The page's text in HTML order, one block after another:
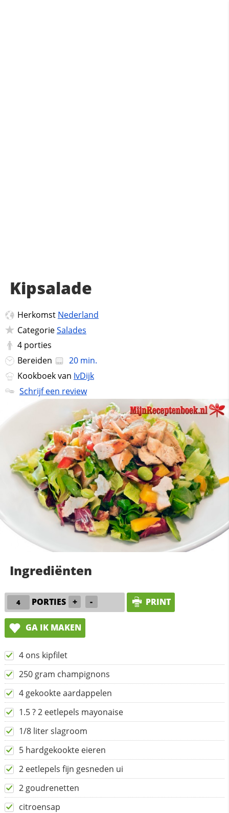
Kipsalade
Herkomst Nederland
CategorieSalades
4 porties
Bereiden
20 min.
Kookboek van IvDijk
Schrijf een review
Ingrediënten
PORTIES + - PRINT
GA IK MAKEN
4 ons kipfilet
250 gram champignons
4 gekookte aardappelen
1.5 ? 2 eetlepels mayonaise
1/8 liter slagroom
5 hardgekookte eieren
2 eetlepels fijn gesneden ui
2 goudrenetten
citroensap